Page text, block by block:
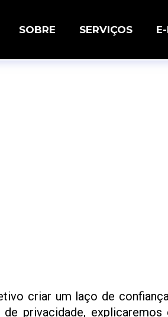
SOBRE SERVIÇOS
criar um laço de
privacidade,